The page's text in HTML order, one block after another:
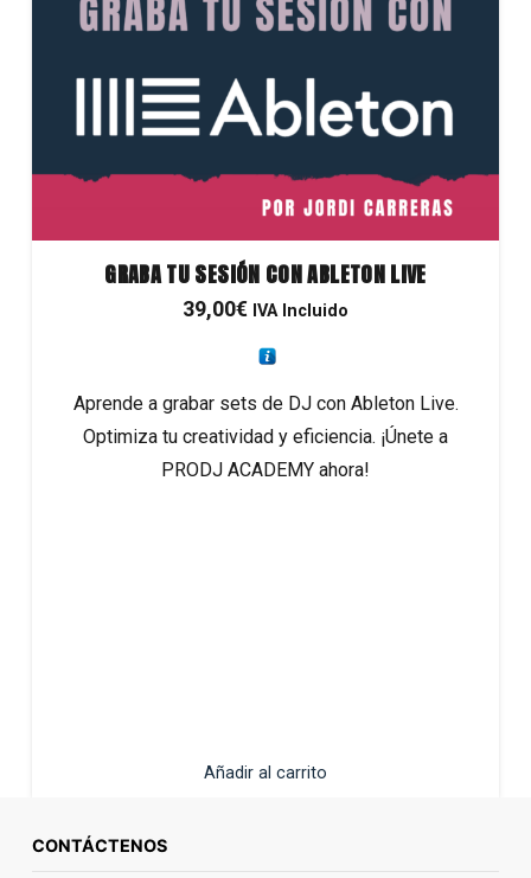
GRABA TU SESIÓN CON ABLETON LIVE
39,00€ IVA Incluido
Aprende a grabar sets de DJ con Ableton Live.
Optimiza tu creatividad y eficiencia. ¡Únete a
PRODJ ACADEMY ahora!
Añadir al carrito
CONTÁCTENOS